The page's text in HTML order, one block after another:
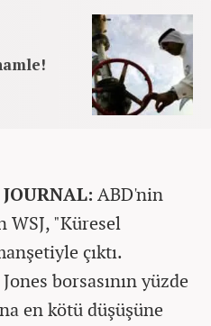
ABD'nin
"Küresel
çıktı.
borsasının yüzde
en kötü düşüşüne